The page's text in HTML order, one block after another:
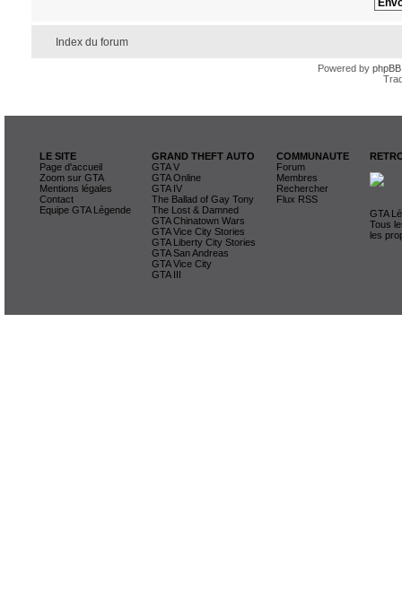
Index du forum
Powered by phpBB
LE SITE
Page d'accueil
Zoom sur GTA
Mentions légales
Contact
Equipe GTA Légende
GRAND THEFT AUTO
GTA V
GTA Online
GTA IV
The Ballad of Gay Tony
The Lost & Damned
GTA Chinatown Wars
GTA Vice City Stories
GTA Liberty City Stories
GTA San Andreas
GTA Vice City
GTA III
COMMUNAUTE
Forum
Membres
Rechercher
Flux RSS
GTA
Tous
les